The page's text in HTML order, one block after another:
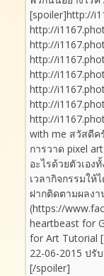
[spoiler]http://
http://
http://
http://
http://
http://
http://
http://
with me สวัสดีค
การวาด pixel
อะไรด้วยตัวเอ
เวลากิจกรรมใ
ฝากติดตามผลง
(https://
heartbeast for
for Art Tutorial
22-06-2015 ปรั
[/spoiler]